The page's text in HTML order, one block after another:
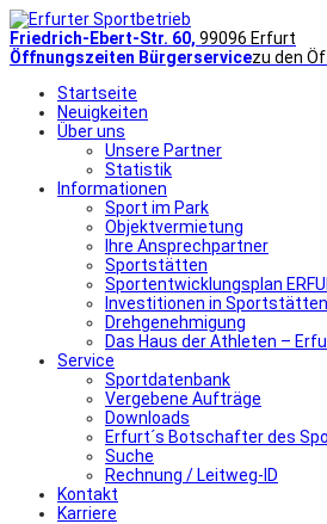
Friedrich-Ebert-Str. 60, 99096 Erfurt
Öffnungszeiten Bürgerservicezu den
Startseite
Neuigkeiten
Über uns
Unsere Partner
Statistik
Informationen
Sport im Park
Objektvermietung
Ihre Ansprechpartner
Sportstätten
Sportentwicklungsplan
Investitionen in Sportstätten
Drehgenehmigung
Das Haus der Athleten –
Service
Sportdatenbank
Vergebene Aufträge
Downloads
Erfurt´s Botschafter des
Suche
Rechnung / Leitweg-ID
Kontakt
Karriere